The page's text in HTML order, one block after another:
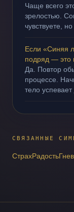
Чаще всего
зрелостью.
чувствуете,
Если «Синяя
подряд — это
Да. Повтор
процессе.
тело
СВЯЗАННЫЕ
СтрахРадостьГнев